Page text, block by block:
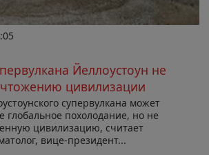
Йеллоустоун не
цивилизации
супервулкана может
глобальное похолодание, но не
цивилизацию, считает
вице-президент...